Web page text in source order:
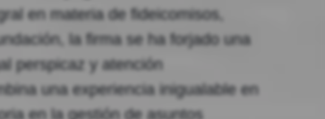
en materia de fideicomisos,
la firma se ha forjado una
perspicaz y atención
una experiencia inigualable en
en la gestión de asuntos